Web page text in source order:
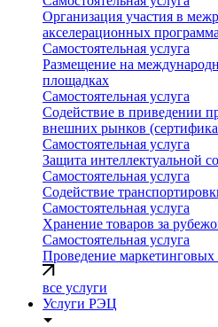
Организация участия в
акселерационных
Самостоятельная услуга
Размещение на
площадках
Самостоятельная услуга
Содействие в приведении
внешних рынков
Самостоятельная услуга
Защита интеллектуальной
Самостоятельная услуга
Содействие
Самостоятельная услуга
Хранение товаров за
Самостоятельная услуга
Проведение
все услуги
Услуги РЭЦ